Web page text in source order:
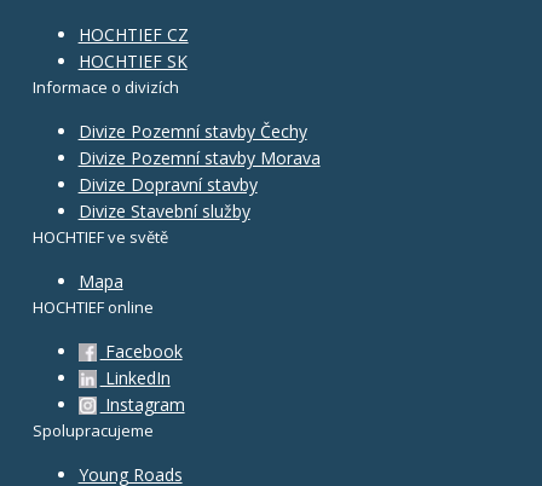
HOCHTIEF CZ
HOCHTIEF SK
Informace o divizích
Divize Pozemní stavby Čechy
Divize Pozemní stavby Morava
Divize Dopravní stavby
Divize Stavební služby
HOCHTIEF ve světě
Mapa
HOCHTIEF online
Facebook
LinkedIn
Instagram
Spolupracujeme
Young Roads